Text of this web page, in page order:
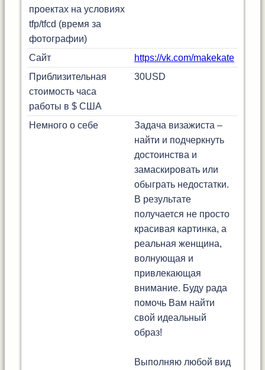
проектах на условиях
tfp/tfcd (время за
фотографии)
Сайт
https://vk.com/makekate
Приблизительная
стоимость часа
работы в $ США
30USD
Немного о себе
Задача визажиста –
найти и подчеркнуть
достоинства и
замаскировать или
обыграть недостатки.
В результате
получается не просто
красивая картинка, а
реальная женщина,
волнующая и
привлекающая
внимание. Буду рада
помочь Вам найти
свой идеальный
образ!
Выполняю любой вид